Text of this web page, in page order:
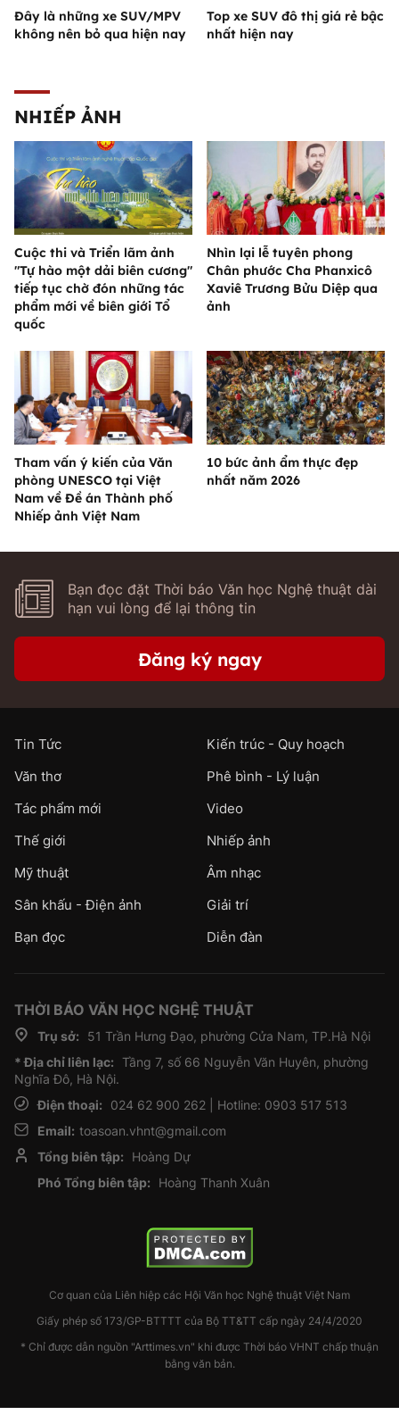
Đây là những xe SUV/MPV
không nên bỏ qua hiện nay
Top xe SUV đô thị giá rẻ bậc
nhất hiện nay
NHIẾP ẢNH
Cuộc thi và Triển lãm ảnh
"Tự hào một dải biên cương"
tiếp tục chờ đón những tác
phẩm mới về biên giới Tổ
quốc
Nhìn lại lễ tuyên phong
Chân phước Cha Phanxicô
Xaviê Trương Bửu Diệp qua
ảnh
Tham vấn ý kiến của Văn
phòng UNESCO tại Việt
Nam về Đề án Thành phố
Nhiếp ảnh Việt Nam
10 bức ảnh ẩm thực đẹp
nhất năm 2026
Bạn đọc đặt Thời báo Văn học Nghệ thuật dài
hạn vui lòng để lại thông tin
Đăng ký ngay
Tin Tức
Kiến trúc - Quy hoạch
Văn thơ
Phê bình - Lý luận
Tác phẩm mới
Video
Thế giới
Nhiếp ảnh
Mỹ thuật
Âm nhạc
Sân khấu - Điện ảnh
Giải trí
Bạn đọc
Diễn đàn
THỜI BÁO VĂN HỌC NGHỆ THUẬT
Trụ sở:
51 Trần Hưng Đạo, phường Cửa Nam, TP.Hà Nội
* Địa chỉ liên lạc: Tầng 7, số 66 Nguyễn Văn Huyên, phường
Nghĩa Đô, Hà Nội.
Điện thoại:
024 62 900 262 | Hotline: 0903 517 513
Email: toasoan.vhnt@gmail.com
Tổng biên tập:
Hoàng Dự
Phó Tổng biên tập:
Hoàng Thanh Xuân
Cơ quan của Liên hiệp các Hội Văn học Nghệ thuật Việt Nam
Giấy phép số 173/GP-BTTTT của Bộ TT&TT cấp ngày 24/4/2020
* Chỉ được dẫn nguồn "Arttimes.vn" khi được Thời báo VHNT chấp thuận
bằng văn bản.